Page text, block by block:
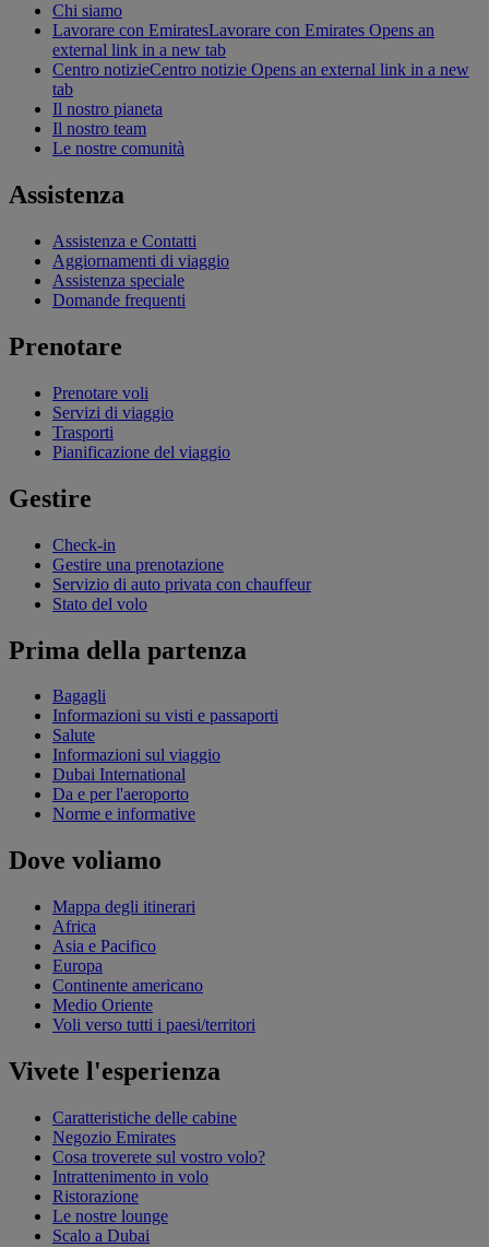
Chi siamo
Lavorare con EmiratesLavorare con Emirates Opens an
external link in a new tab
Centro notizieCentro notizie Opens an external link in a new
tab
Il nostro pianeta
Il nostro team
Le nostre comunità
Assistenza
Assistenza e Contatti
Aggiornamenti di viaggio
Assistenza speciale
Domande frequenti
Prenotare
Prenotare voli
Servizi di viaggio
Trasporti
Pianificazione del viaggio
Gestire
Check-in
Gestire una prenotazione
Servizio di auto privata con chauffeur
Stato del volo
Prima della partenza
Bagagli
Informazioni su visti e passaporti
Salute
Informazioni sul viaggio
Dubai International
Da e per l'aeroporto
Norme e informative
Dove voliamo
Mappa degli itinerari
Africa
Asia e Pacifico
Europa
Continente americano
Medio Oriente
Voli verso tutti i paesi/territori
Vivete l'esperienza
Caratteristiche delle cabine
Negozio Emirates
Cosa troverete sul vostro volo?
Intrattenimento in volo
Ristorazione
Le nostre lounge
Scalo a Dubai